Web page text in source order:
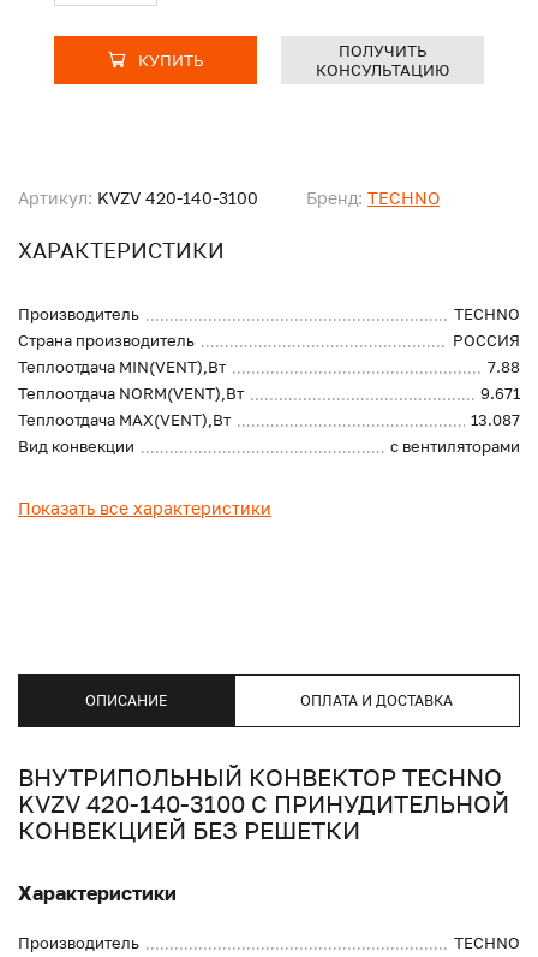
Артикул: KVZV 420-140-3100 Бренд: TECHNO
ХАРАКТЕРИСТИКИ
Производитель
TECHNO
Страна производитель
РОССИЯ
Теплоотдача MIN(VENT),Вт
7.88
Теплоотдача NORM(VENT),Вт
9.671
Теплоотдача MAX(VENT),Вт
13.087
Вид конвекции
с вентиляторами
Показать все характеристики
КУПИТЬ
ПОЛУЧИТЬ
КОНСУЛЬТАЦИЮ
ОПИСАНИЕ ОПЛАТА И ДОСТАВКА
ВНУТРИПОЛЬНЫЙ КОНВЕКТОР TECHNO
KVZV 420-140-3100 С ПРИНУДИТЕЛЬНОЙ
КОНВЕКЦИЕЙ БЕЗ РЕШЕТКИ
Характеристики
Производитель
TECHNO